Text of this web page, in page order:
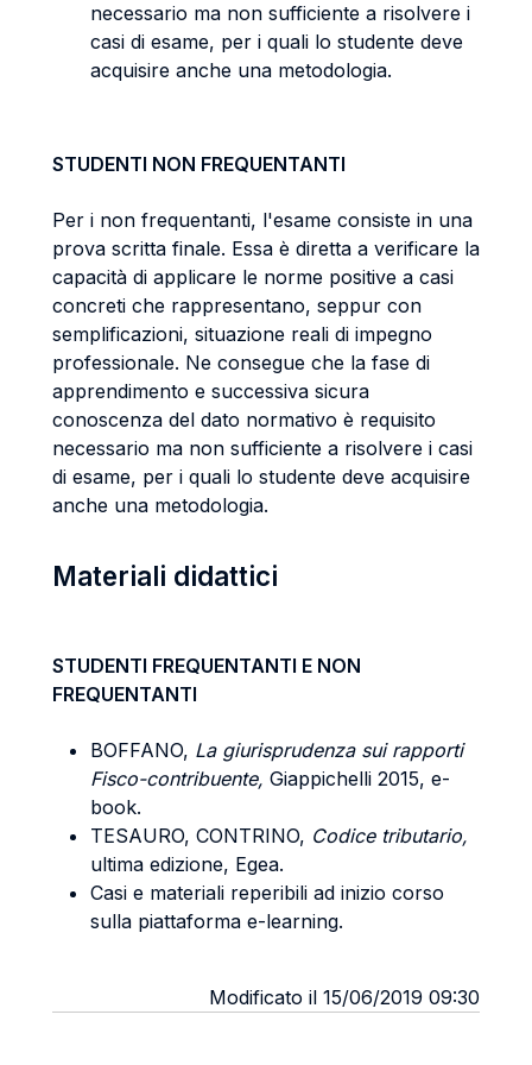
necessario ma non sufficiente a risolvere i
casi di esame, per i quali lo studente deve
acquisire anche una metodologia.
STUDENTI NON FREQUENTANTI
Per i non frequentanti, l'esame consiste in una
prova scritta finale. Essa è diretta a verificare la
capacità di applicare le norme positive a casi
concreti che rappresentano, seppur con
semplificazioni, situazione reali di impegno
professionale. Ne consegue che la fase di
apprendimento e successiva sicura
conoscenza del dato normativo è requisito
necessario ma non sufficiente a risolvere i casi
di esame, per i quali lo studente deve acquisire
anche una metodologia.
Materiali didattici
STUDENTI FREQUENTANTI E NON
FREQUENTANTI
BOFFANO, La giurisprudenza sui rapporti
Fisco-contribuente, Giappichelli 2015, e-
book.
TESAURO, CONTRINO, Codice tributario,
ultima edizione, Egea.
Casi e materiali reperibili ad inizio corso
sulla piattaforma e-learning.
Modificato il 15/06/2019 09:30